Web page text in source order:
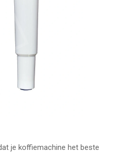
je koffiemachine het beste